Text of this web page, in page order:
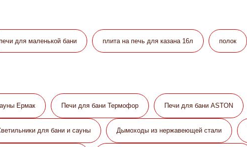
для маленькой бани плита на печь для казана 16л полок
Eрмак Печи для бани Термофор Печи для бани ASTON
для бани и сауны Дымоходы из нержавеющей стали